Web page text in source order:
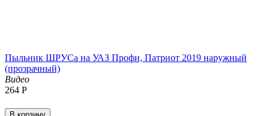
Пыльник ШРУСа на УАЗ Профи, Патриот 2019 наружный
(прозрачный)
Видео
‍264‍ Р